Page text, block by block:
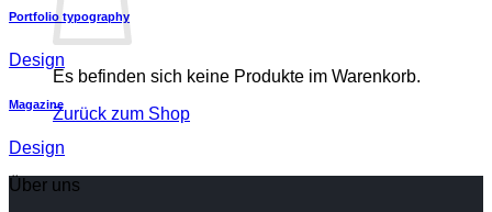
Es befinden sich keine Produkte im Warenkorb.
Zurück zum Shop
Portfolio typography
Design
Magazine
Design
Über uns